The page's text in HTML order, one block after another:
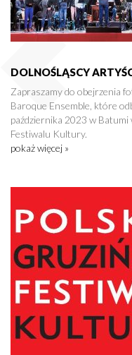
DOLNOŚLĄSCY
Zapraszamy do obejrzenia
Baroque Ensemble, które
października 2023 w
Festiwalu Kultury.
pokaż więcej »